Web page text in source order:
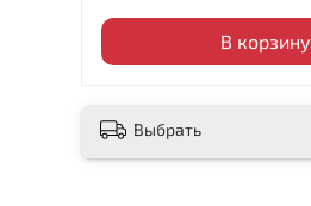
В корзину
Выбрать